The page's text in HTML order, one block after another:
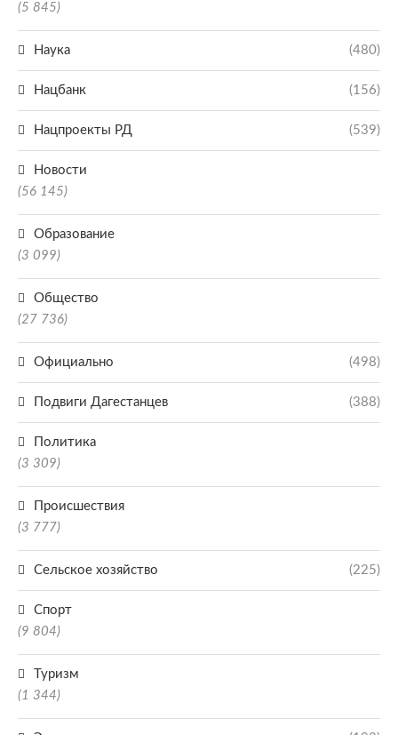
(5 845)
Наука (480)
Нацбанк (156)
Нацпроекты РД (539)
Новости
(56 145)
Образование
(3 099)
Общество
(27 736)
Официально (498)
Подвиги Дагестанцев (388)
Политика
(3 309)
Происшествия
(3 777)
Сельское хозяйство (225)
Спорт
(9 804)
Туризм
(1 344)